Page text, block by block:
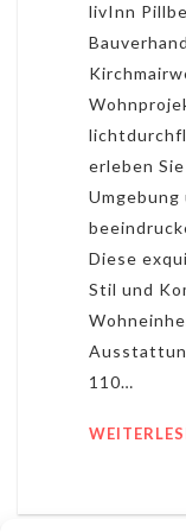
livInn
erleben
Diese
Stil und
110…